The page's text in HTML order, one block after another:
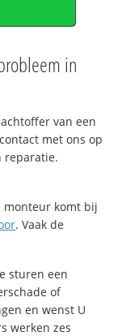
in
van een
met ons op
reparatie.
monteur komt bij
. Vaak de
sturen een
of
en wenst U
werken zes